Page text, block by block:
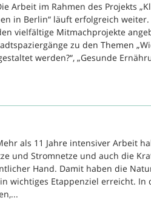
Arbeit im Rahmen des Projekts
in Berlin“ läuft erfolgreich
vielfältige Mitmachprojekte
zu den Themen
werden?“, „Gesunde
als 11 Jahre intensiver Arbeit
und Stromnetze und auch die
Hand. Damit haben die
wichtiges Etappenziel erreicht. In